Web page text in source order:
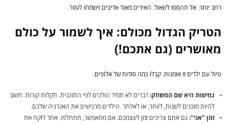
רחב יותר. אל תהססו לשאול. האירים מאוד אדיבים וישמחו לעזור.
הטריק הגדול מכולם: איך לשמור על כולם
מאושרים (גם אתכם!)
טיול עם ילדים זו אומנות. קבלו כמה סודות של אלופים.
גמישות היא שם המשחק:דברים לא תמיד הולכים לפי התוכנית. תקלות קורות. חשוב
להיות מוכנים לשנות, לוותר, או לאלתר. הילדים מרגישים את האנרגיה שלכם.
זמן "אני": גם אתם צריכים זמן לעצמכם. אם מתאפשר, תתחלפו. אחד לוקח את